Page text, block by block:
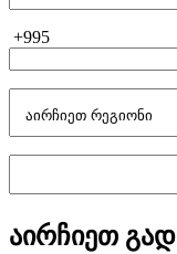
+995
აირჩიეთ